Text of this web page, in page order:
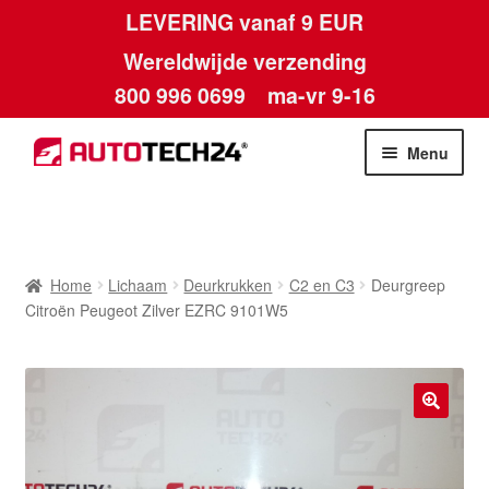
LEVERING vanaf 9 EUR
Wereldwijde verzending
800 996 0699 ma-vr 9-16
Ga
door
Ga
naar
Menu
Home Lichaam Deurkrukken C2 en C3
Deurgreep
Citroën Peugeot Zilver EZRC 9101W5